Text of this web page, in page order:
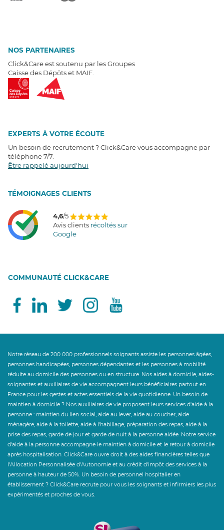
NOS PARTENAIRES
Click&Care est soutenu par les Groupes
Caisse des Dépôts et MAIF.
EXPERTS À VOTRE ÉCOUTE
Un besoin de recrutement ? Click&Care vous accompagne par
téléphone 7/7
Être rappelé aujourd'hui
TÉMOIGNAGES CLIENTS
4,6/5
Avis clients récoltés sur
Google
COMMUNAUTÉ CLICK&CARE
Notre réseau de 200 000 professionnels soignants assiste les personnes âgées,
personnes handicapées, personnes dépendantes et les personnes à mobilité
réduite au domicile des personnes ou en structure. Nos aides à domicile, aides-
soignantes et auxiliaires de vie accompagnent leurs bénéficiaires partout en
France pour les gestes et actes essentiels de la vie quotidienne. Un besoin de
maintien à domicile ? Nos auxiliaires de vie proposent leurs services d'aide à la
personne : maintien du lien social, aide au lever, aide au coucher, aide
ménagère, aide à la toilette, aide à l'habillage, préparation des repas, aide à la
prise des repas, garde de jour et garde de nuit à la personne aidée. Notre service
d'aide à la personne accompagne le maintien à domicile et le retour à domicile
après hospitalisation. Click&Care ouvre droit à des aides financières telles que
l'Allocation Personnalisée d'Autonomie et au crédit d'impôt des services à la
personne à hauteur de 50%. Un besoin de personnel hospitalier en
établissement ? Click&Care recrute pour vous les soignants et infirmiers les plus
expérimentés et proches de vous.